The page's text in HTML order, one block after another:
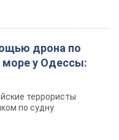
дрона по
море у Одессы:
террористы
по судну